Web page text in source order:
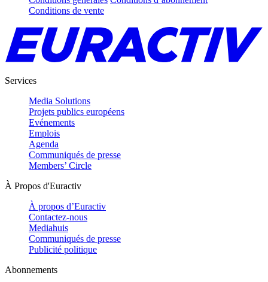
Conditions de vente
Services
Media Solutions
Projets publics européens
Evénements
Emplois
Agenda
Communiqués de presse
Members’ Circle
À Propos d'Euractiv
À propos d’Euractiv
Contactez-nous
Mediahuis
Communiqués de presse
Publicité politique
Abonnements